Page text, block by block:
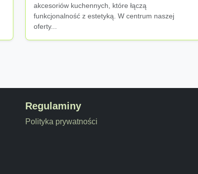
akcesoriów kuchennych, które łączą
funkcjonalność z estetyką. W centrum naszej
oferty...
Regulaminy
Polityka prywatności